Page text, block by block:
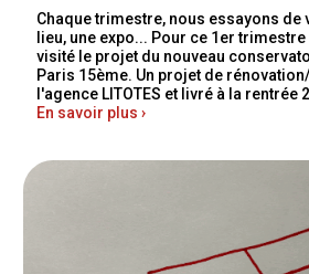
Chaque trimestre, nous essayons de
lieu, une expo... Pour ce 1er
visité le projet du nouveau
Paris 15ème. Un projet de
l'agence LITOTES et livré à la rentrée
En savoir plus ›